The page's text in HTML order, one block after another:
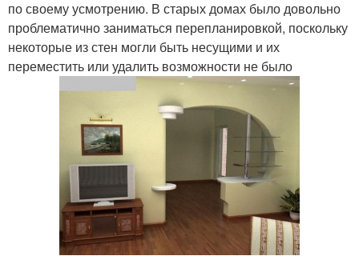
по своему усмотрению. В старых домах было довольно
проблематично заниматься перепланировкой, поскольку
некоторые из стен могли быть несущими и их
переместить или удалить возможности не было